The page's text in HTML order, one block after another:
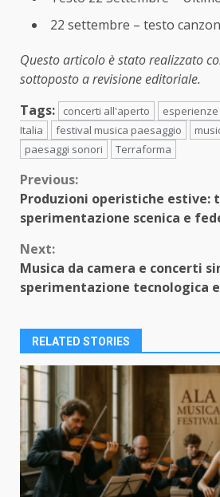
22 settembre – testo
Questo articolo è stato realizzato
sottoposto a revisione editoriale.
Tags:
concerti all'aperto esperienze
Italia
festival musica paesaggio
paesaggi sonori
Terraforma
Continue
Reading
Previous:
Produzioni operistiche estive:
sperimentazione scenica e
Next:
Musica da camera e concerti
sperimentazione tecnologica
RELATED STORIES